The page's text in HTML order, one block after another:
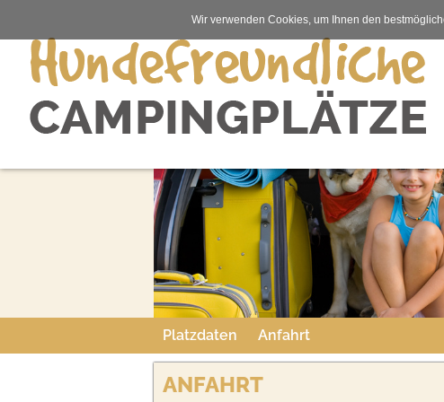
Platzdaten Anfahrt
ANFAHRT
Wir verwenden Cookies, um Ihnen den